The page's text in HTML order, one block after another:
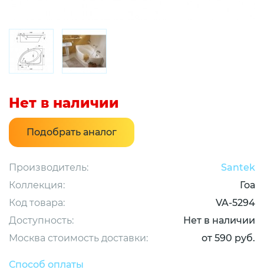
Нет в наличии
Подобрать аналог
Производитель:
Santek
Коллекция:
Гоа
Код товара:
VA-5294
Доступность:
Нет в наличии
Москва стоимость доставки:
от 590 руб.
Способ оплаты